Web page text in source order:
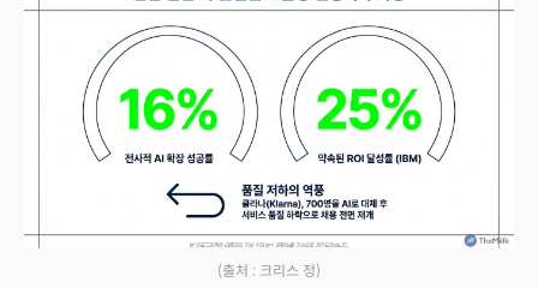
(출처 : 크리스 정)